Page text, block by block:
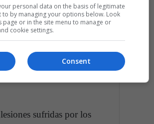
importantes" sufridas
se quejaron de
de Cuba. Los
ataques a la salud y el
sufridas por los
personal data on the basis of legitimate
to by managing your options below. Look
or in the site menu to manage or
cookie settings.
Consent